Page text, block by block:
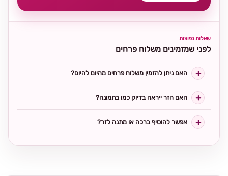
שאלות נפוצות
לפני שמזמינים משלוח פרחים
האם ניתן להזמין משלוח פרחים מהיום להיום?
האם הזר ייראה בדיוק כמו בתמונה?
אפשר להוסיף ברכה או מתנה לזר?